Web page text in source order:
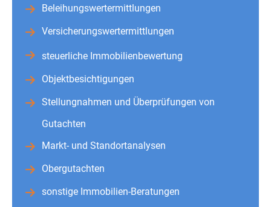
Beleihungswertermittlungen
Versicherungswertermittlungen
steuerliche Immobilienbewertung
Objektbesichtigungen
Stellungnahmen und Überprüfungen von
Gutachten
Markt- und Standortanalysen
Obergutachten
sonstige Immobilien-Beratungen